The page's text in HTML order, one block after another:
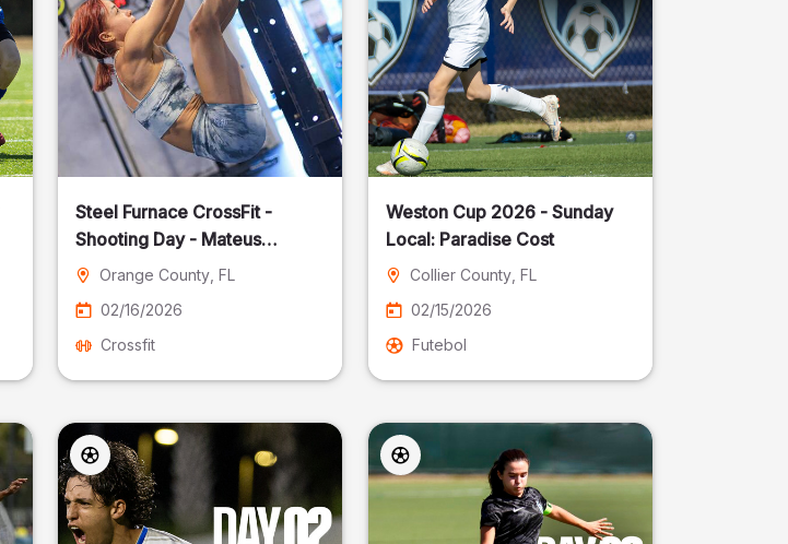
Steel Furnace CrossFit -
Shooting Day - Mateus
Pereira Fotografia
Orange County , FL
02/16/2026
Crossfit
Weston Cup 2026 - Sunday
Local: Paradise Cost
Collier County, FL
02/15/2026
Futebol